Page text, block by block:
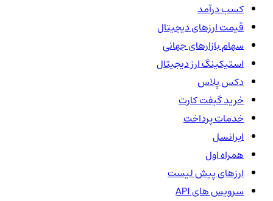
کسب درآمد
قیمت ارزهای دیجیتال
سهام بازارهای جهانی
استیکینگ ارز دیجیتال
دکس پلاس
خرید گیفت کارت
خدمات پرداخت
ایرانسل
همراه اول
ارزهای پیش لیست
سرویس های API